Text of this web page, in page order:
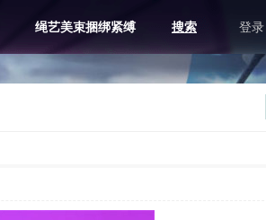
绳艺美束捆绑紧缚 搜索 登录